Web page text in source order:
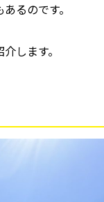
るのです。
します。